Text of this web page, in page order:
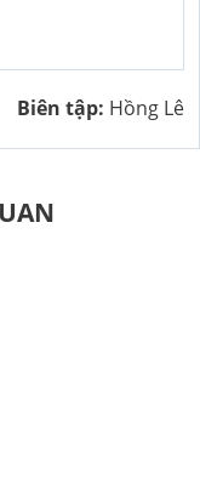
Biên tập: Hồng Lê